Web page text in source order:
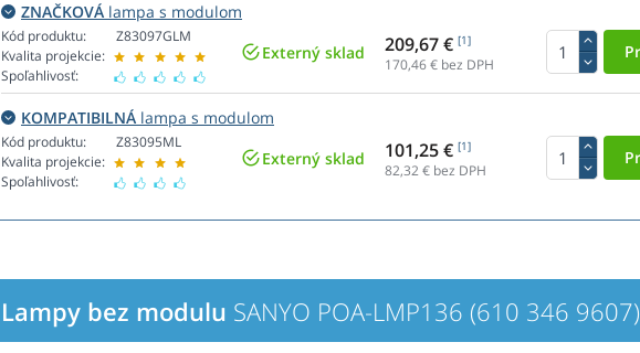
ZNAČKOVÁ lampa s modulom
Kód produktu:
Kvalita projekcie:
Spoľahlivosť:
Z83097GLM
Externý sklad 209,67 € [1]
170,46€ bez DPH
KOMPATIBILNÁ lampa s modulom
Kód produktu:
Kvalita projekcie:
Spoľahlivosť:
Z83095ML
Externý sklad 101,25 € [1]
82,32€ bez DPH
Lampy bez modulu SANYO POA-LMP136 (610 346 9607)